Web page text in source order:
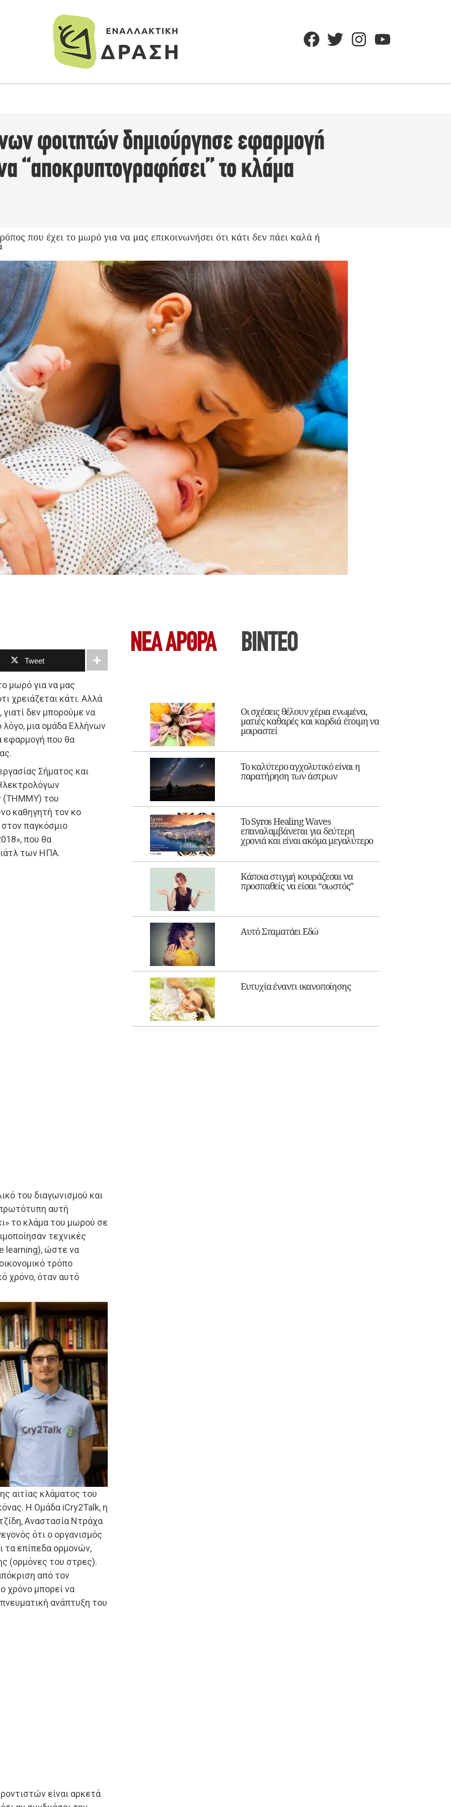
φοιτητών δημιούργησε εφαρμογή
“αποκρυπτογραφήσει” το κλάμα
που έχει το μωρό για να μας επικοινωνήσει ότι κάτι δεν πάει καλά ή
Tweet
μωρό για να μας
χρειάζεται κάτι. Αλλά
δεν μπορούμε να
λόγο, μια ομάδα Ελλήνων
εφαρμογή που θα
Σήματος και
(ΤΗΜΜΥ) του
καθηγητή τον κο
παγκόσμιο
που θα
των ΗΠΑ.
του διαγωνισμού και
αυτή
το κλάμα του μωρού σε
τεχνικές
learning), ώστε να
τρόπο
χρόνο, όταν αυτό
αιτίας κλάματος του
Η Ομάδα iCry2Talk, η
Αναστασία Ντράχα
ότι ο οργανισμός
τα επίπεδα ορμονών,
(ορμόνες του στρες).
από τον
χρόνο μπορεί να
ανάπτυξη του
είναι αρκετά
ΝΕΑ ΆΡΘΡΑ ΒΙΝΤΕΟ
Οι σχέσεις θέλουν χέρια ενωμένα,
ματιές καθαρές και καρδιά έτοιμη να
μοιραστεί
Το καλύτερο αγχολυτικό είναι η
παρατήρηση των άστρων
Το Syros Healing Waves
επαναλαμβάνεται για δεύτερη
χρονιά και είναι ακόμα μεγαλύτερο
Κάποια στιγμή κουράζεσαι να
προσπαθείς να είσαι “σωστός”
Αυτό Σταματάει Εδώ
Ευτυχία έναντι ικανοποίησης